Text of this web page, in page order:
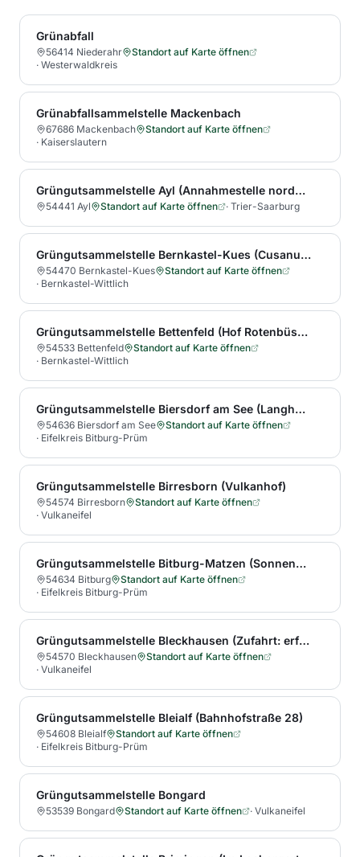
Grünabfall
56414 Niederahr
Standort auf Karte öffnen
· Westerwaldkreis
Grünabfallsammelstelle Mackenbach
67686 Mackenbach
Standort auf Karte öffnen
· Kaiserslautern
Grüngutsammelstelle Ayl (Annahmestelle nordwestlich von Ayl, Anfahrt von Trier: Ortseingang Ayl, 1. Straße links Richtung Ayler Kupp, nach etwa 600 m auf der linken Seite)
54441 Ayl Standort auf Karte öffnen · Trier-Saarburg
Grüngutsammelstelle Bernkastel-Kues (Cusanus-Hofgut)
54470 Bernkastel-Kues
Standort auf Karte öffnen
· Bernkastel-Wittlich
Grüngutsammelstelle Bettenfeld (Hof Rotenbüsch)
54533 Bettenfeld
Standort auf Karte öffnen
· Bernkastel-Wittlich
Grüngutsammelstelle Biersdorf am See (Langheck 20)
54636 Biersdorf am See
Standort auf Karte öffnen
· Eifelkreis Bitburg-Prüm
Grüngutsammelstelle Birresborn (Vulkanhof)
54574 Birresborn
Standort auf Karte öffnen
· Vulkaneifel
Grüngutsammelstelle Bitburg-Matzen (Sonnenhof 1)
54634 Bitburg
Standort auf Karte öffnen
· Eifelkreis Bitburg-Prüm
Grüngutsammelstelle Bleckhausen (Zufahrt: erfolgt über die L 46 und einen Wirtschaftsweg)
54570 Bleckhausen
Standort auf Karte öffnen
· Vulkaneifel
Grüngutsammelstelle Bleialf (Bahnhofstraße 28)
54608 Bleialf
Standort auf Karte öffnen
· Eifelkreis Bitburg-Prüm
Grüngutsammelstelle Bongard
53539 Bongard Standort auf Karte öffnen · Vulkaneifel